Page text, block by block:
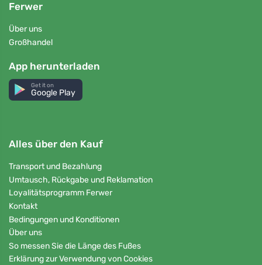
Ferwer
Über uns
Großhandel
App herunterladen
Get it on
Google Play
Alles über den Kauf
Transport und Bezahlung
Umtausch, Rückgabe und Reklamation
Loyalitätsprogramm Ferwer
Kontakt
Bedingungen und Konditionen
Über uns
So messen Sie die Länge des Fußes
Erklärung zur Verwendung von Cookies